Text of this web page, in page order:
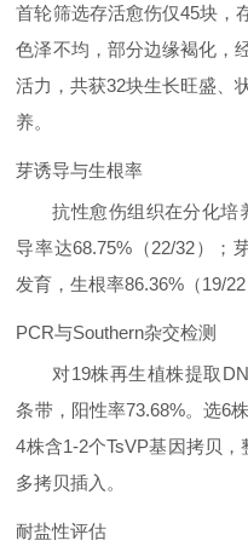
首轮筛选存活愈伤仅45块，
色泽不均，部分边缘褐化，
活力，共获32块生长旺盛、
养。
芽诱导与生根率
抗性愈伤组织在分化培
导率达68.75%（22/32）；
发育，生根率86.36%（19/
PCR与Southern杂交检测
对19株再生植株提取
条带，阳性率73.68%。选6
4株含1-2个TsVP基因拷贝
多拷贝插入。
耐盐性评估